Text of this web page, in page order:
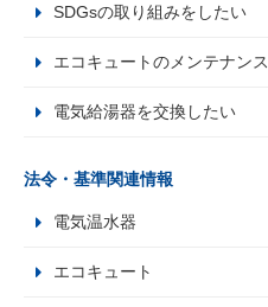
SDGsの取り組みをしたい
エコキュートのメンテナンス
電気給湯器を交換したい
法令・基準関連情報
電気温水器
エコキュート